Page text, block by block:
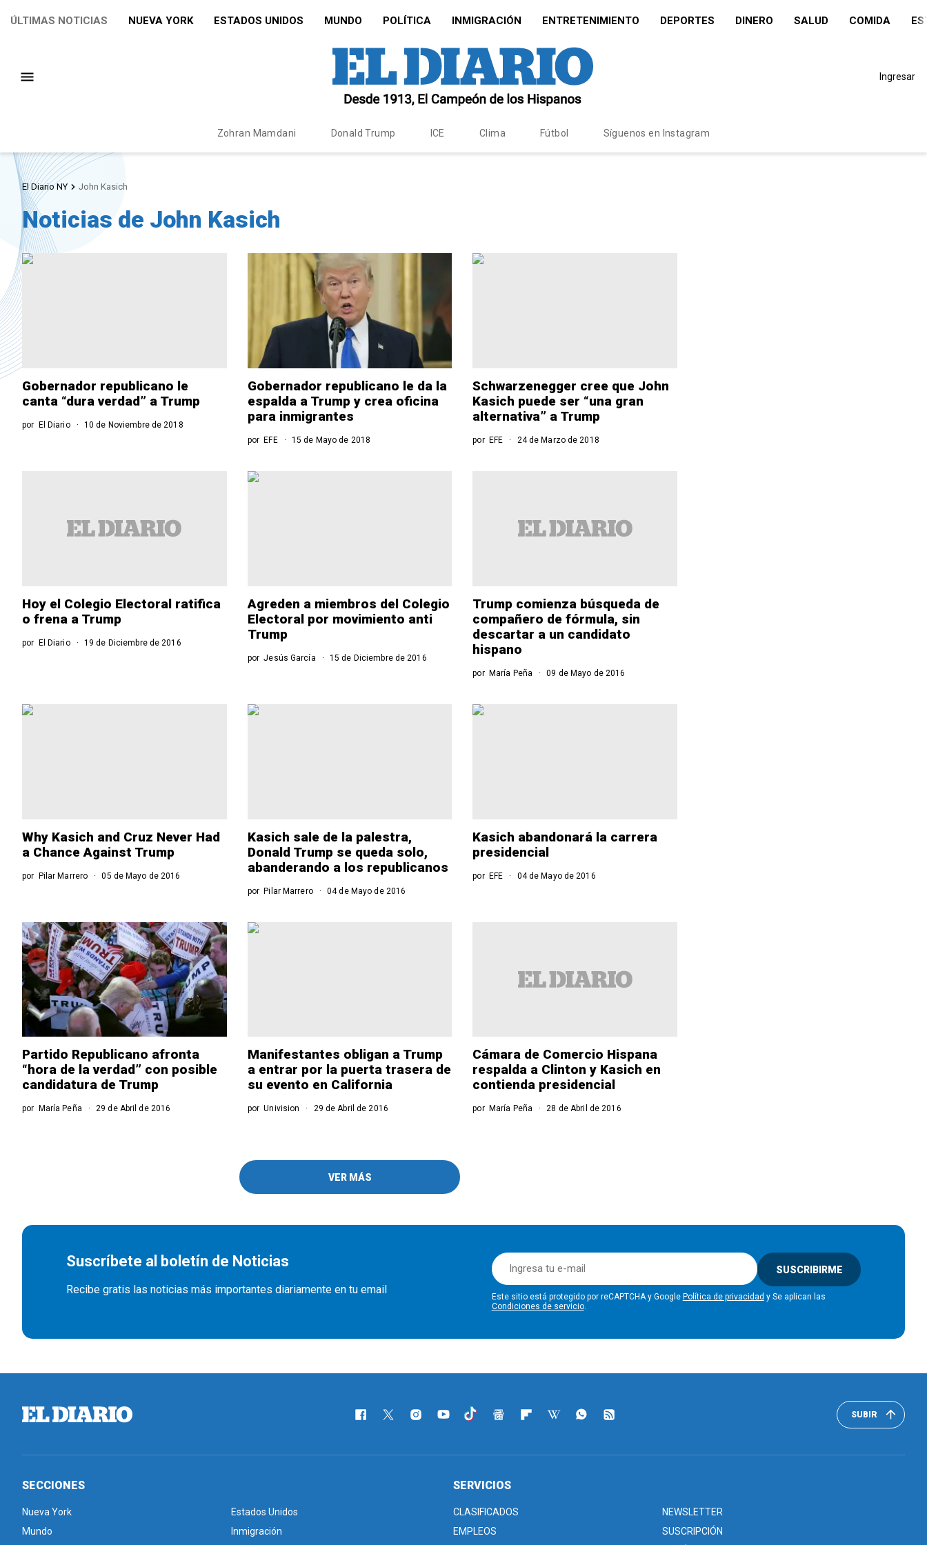
ÚLTIMAS NOTICIAS NUEVA YORK ESTADOS UNIDOS MUNDO POLÍTICA INMIGRACIÓN ENTRETENIMIENTO DEPORTES DINERO SALUD COMIDA
Ingresar
Zohran Mamdani Donald Trump ICE Clima Fútbol Síguenos en Instagram
El Diario NY John Kasich
Noticias de John Kasich
Gobernador republicano le
canta “dura verdad” a Trump
por El Diario 10 de Noviembre de 2018
Gobernador republicano le da la
espalda a Trump y crea oficina
para inmigrantes
porEFE 15 de Mayo de 2018
Schwarzenegger cree que John
Kasich puede ser “una gran
alternativa” a Trump
por EFE 24 de Marzo de 2018
Hoy el Colegio Electoral ratifica
o frena a Trump
por El Diario 19 de Diciembre de 2016
Agreden a miembros del Colegio
Electoral por movimiento anti
Trump
porJesús García 15 de Diciembre de 2016
Trump comienza búsqueda de
compañero de fórmula, sin
descartar a un candidato
hispano
por María Peña 09 de Mayo de 2016
Why Kasich and Cruz Never Had
a Chance Against Trump
por Pilar Marrero 05 de Mayo de 2016
Kasich sale de la palestra,
Donald Trump se queda solo,
abanderando a los republicanos
porPilar Marrero 04 de Mayo de 2016
Kasich abandonará la carrera
presidencial
por EFE 04 de Mayo de 2016
Partido Republicano afronta
“hora de la verdad” con posible
candidatura de Trump
por María Peña 29 de Abril de 2016
Manifestantes obligan a Trump
a entrar por la puerta trasera de
su evento en California
porUnivision 29 de Abril de 2016
Cámara de Comercio Hispana
respalda a Clinton y Kasich en
contienda presidencial
por María Peña 28 de Abril de 2016
VER MÁS
Suscríbete al boletín de Noticias
Recibe gratis las noticias más importantes diariamente en tu email
SUSCRIBIRME
Este sitio está protegido por reCAPTCHA y Google Política de privacidad y Se aplican las
Condiciones de servicio.
SUBIR
SECCIONES
Nueva York
Estados Unidos
Mundo
Inmigración
SERVICIOS
CLASIFICADOS
NEWSLETTER
EMPLEOS
SUSCRIPCIÓN